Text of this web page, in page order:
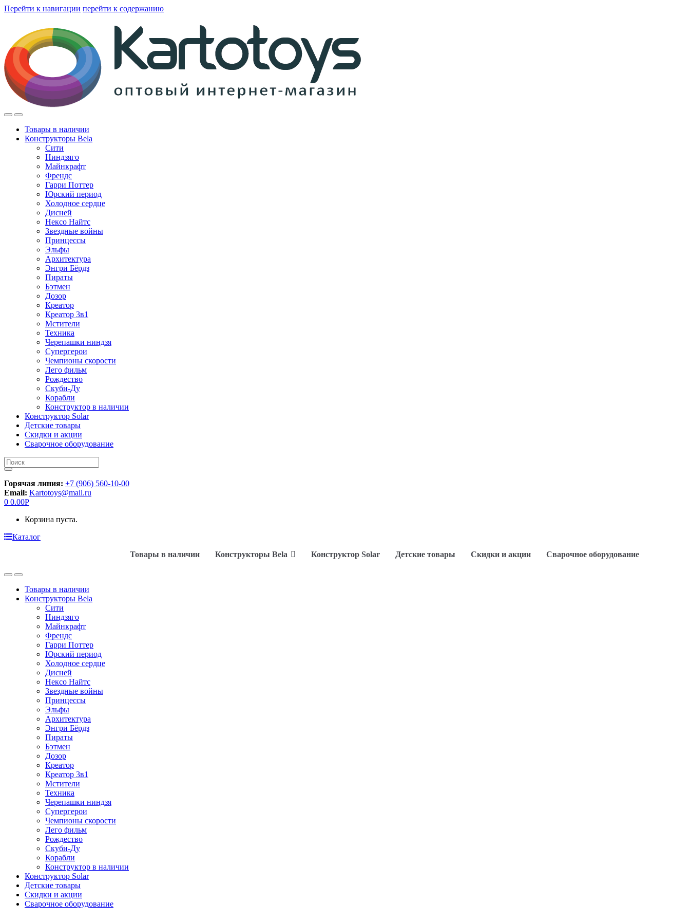
Перейти к навигации перейти к содержанию
Товары в наличии
Конструкторы Bela
Сити
Ниндзяго
Майнкрафт
Френдс
Гарри Поттер
Юрский период
Холодное сердце
Дисней
Нексо Найтс
Звездные войны
Принцессы
Эльфы
Архитектура
Энгри Бёрдз
Пираты
Бэтмен
Дозор
Креатор
Креатор 3в1
Мстители
Техника
Черепашки ниндзя
Супергерои
Чемпионы скорости
Лего фильм
Рождество
Скуби-Ду
Корабли
Конструктор в наличии
Конструктор Solar
Детские товары
Скидки и акции
Сварочное оборудование
Искать:
Горячая линия: +7 (906) 560-10-00
Email: Kartotoys@mail.ru
0 0.00Р
Корзина пуста.
Каталог
Товары в наличии
Конструкторы Bela Конструктор Solar Детские товары Скидки и акции Сварочное оборудование
Товары в наличии
Конструкторы Bela
Сити
Ниндзяго
Майнкрафт
Френдс
Гарри Поттер
Юрский период
Холодное сердце
Дисней
Нексо Найтс
Звездные войны
Принцессы
Эльфы
Архитектура
Энгри Бёрдз
Пираты
Бэтмен
Дозор
Креатор
Креатор 3в1
Мстители
Техника
Черепашки ниндзя
Супергерои
Чемпионы скорости
Лего фильм
Рождество
Скуби-Ду
Корабли
Конструктор в наличии
Конструктор Solar
Детские товары
Скидки и акции
Сварочное оборудование